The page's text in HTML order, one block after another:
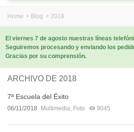
Home > Blog > 2018
El viernes 7 de agosto nuestras líneas
Seguiremos procesando y enviando los
Gracias por su comprensión.
ARCHIVO DE 2018
7ª Escuela del Éxito
06/11/2018 Multimedia, Foto 9045